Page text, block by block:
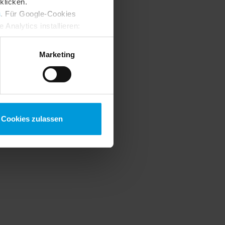
. Für Google-Cookies
Analytics installieren:
ändern:
Marketing
Cookies zulassen